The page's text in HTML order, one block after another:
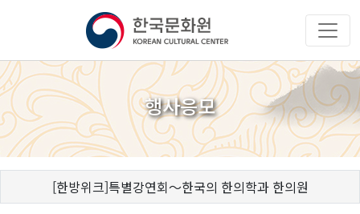
행사응모
[한방위크]특별강연회〜한국의 한의학과 한의원